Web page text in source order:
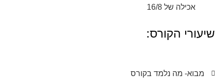
אכילה של 16/8
שיעורי הקורס:
מבוא- מה נלמד בקורס